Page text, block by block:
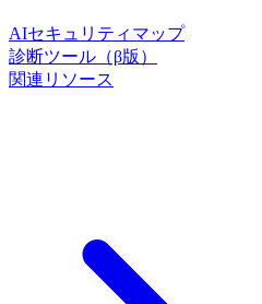
AIセキュリティマップ
診断ツール（β版）
関連リソース